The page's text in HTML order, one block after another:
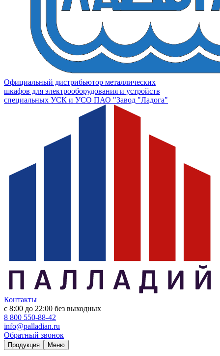
Официальный дистрибьютор металлических
шкафов для электрооборудования и устройств
специальных УСК и УСО ПАО "Завод "Ладога"
Контакты
с 8:00 до 22:00 без выходных
8 800 550-88-42
info@palladian.ru
Обратный звонок
Продукция Меню